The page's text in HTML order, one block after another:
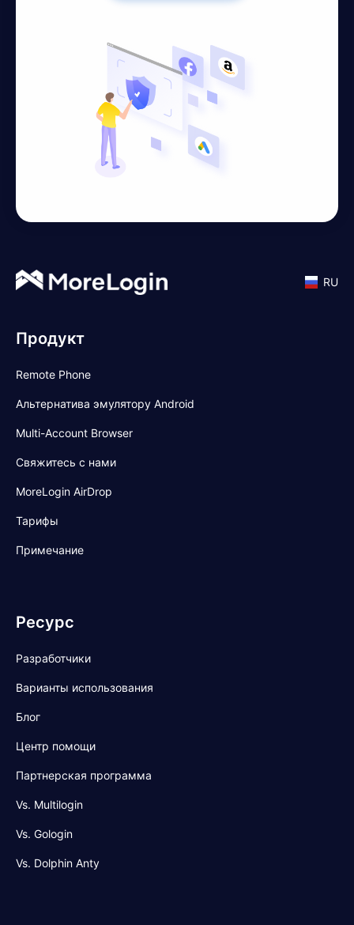
RU
Продукт
Remote Phone
Альтернатива эмулятору Android
Multi-Account Browser
Свяжитесь с нами
MoreLogin AirDrop
Тарифы
Примечание
Ресурс
Разработчики
Варианты использования
Блог
Центр помощи
Партнерская программа
Vs. Multilogin
Vs. Gologin
Vs. Dolphin Anty